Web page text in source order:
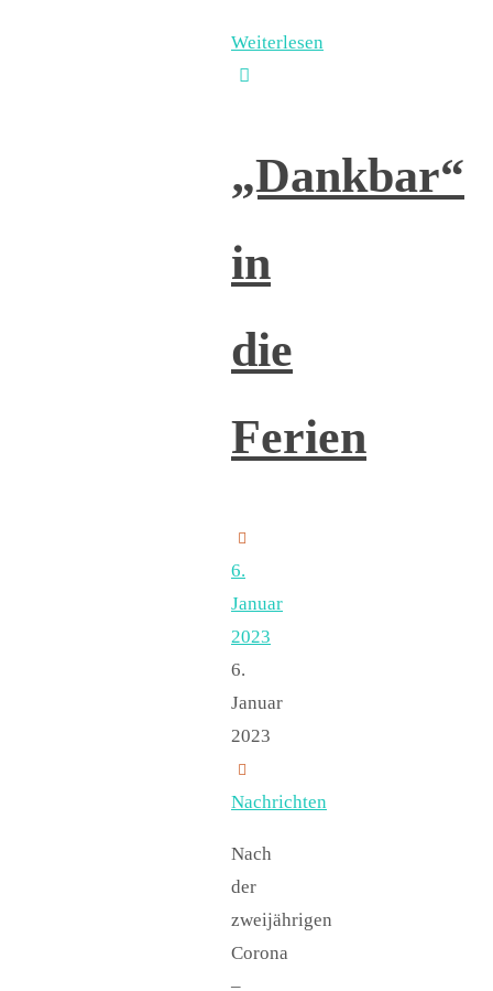
Weiterlesen
„Dankbar“
in
die
Ferien
6.
Januar
2023
6.
Januar
2023
Nachrichten
Nach
der
zweijährigen
Corona
–